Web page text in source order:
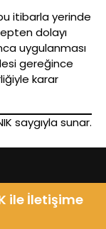
itibarla yerinde
dolayı
uygulanması
gereğince
karar
saygıyla sunar.
ile İletişime